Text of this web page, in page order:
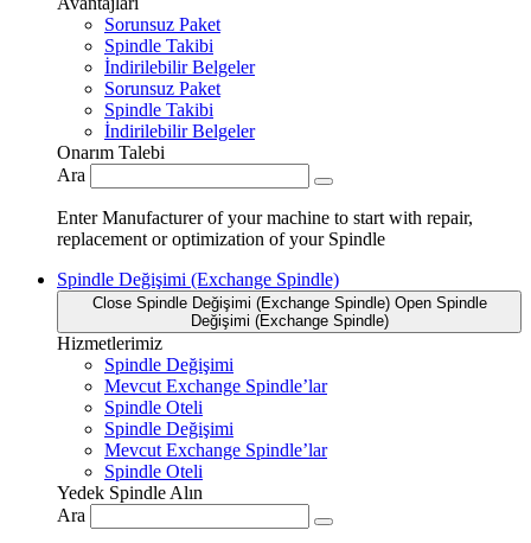
Sorunsuz Paket
Spindle Takibi
İndirilebilir Belgeler
Sorunsuz Paket
Spindle Takibi
İndirilebilir Belgeler
Onarım Talebi
Ara
Enter Manufacturer of your machine to start with repair,
replacement or optimization of your Spindle
Spindle Değişimi (Exchange Spindle)
Close Spindle Değişimi (Exchange Spindle) Open Spindle
Değişimi (Exchange Spindle)
Hizmetlerimiz
Spindle Değişimi
Mevcut Exchange Spindle’lar
Spindle Oteli
Spindle Değişimi
Mevcut Exchange Spindle’lar
Spindle Oteli
Yedek Spindle Alın
Ara